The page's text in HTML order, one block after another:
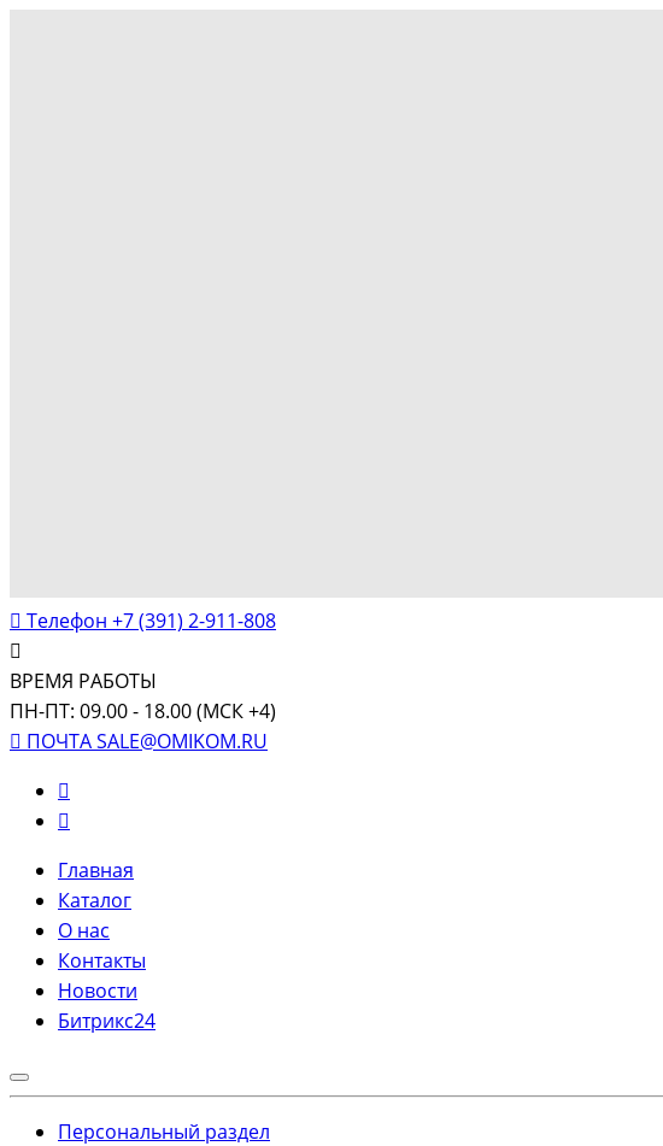
Телефон +7 (391) 2-911-808
ВРЕМЯ РАБОТЫ
ПН-ПТ: 09.00 - 18.00 (МСК +4)
ПОЧТАSALE@OMIKOM.RU
Главная
Каталог
О нас
Контакты
Новости
Битрикс24
Персональный раздел